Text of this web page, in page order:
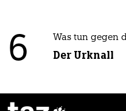
6 Was tun gegen
Der Urknall